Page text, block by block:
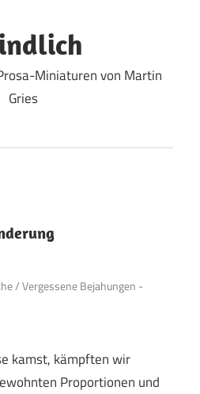
Miniaturen von Martin
Gries
/Vergessene Bejahungen -
kamst, kämpften wir
Proportionen und